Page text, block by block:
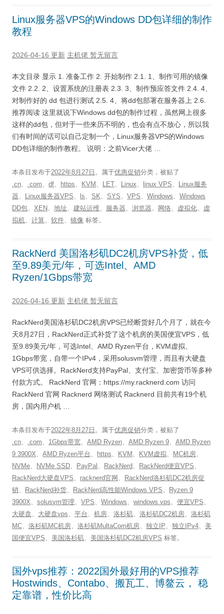
Linux服务器VPS的Windows DD包详细的制作
教程
2026-04-16 更新 主机佬 暂无留言
本文目录 显示 1. 准备工作 2. 开始制作 2.1. 1、制作可用的镜像
文件 2.2. 2、设置系统的注册表 2.3. 3、制作预应答文件 2.4. 4、
对制作好的 dd 包进行测试 2.5. 4、将dd包部署在服务器上 2.6.
推荐阅读 这里就说下Windows dd包的制作过程，虽然网上很多
这样的dd包，但对于一些来历不明的，也会有点不放心，所以我
们有时间的话可以自己定制一个，Linux服务器VPS的Windows
DD包详细的制作教程。 说明：之前Vicer大佬 …
本条目发布于2022年8月27日 。属于优惠促销分类，被贴了
.cn、 .com、 df、 https、 KVM 、 LET、 Linux、 linux VPS、
Linux服务
器、 Linux服务器VPS、 ls、 SK、 SYS、 VPS、 Windows、 Windows
DD包、 XEN、 地址、 建站运维、 服务器、 浏览器、 网络、 虚拟化、 虚
拟机、 计算、 软件、 镜像 标签。
RackNerd 美国洛杉矶DC2机房VPS补货，低
至9.89美元/年，可选Intel、AMD
Ryzen/1Gbps带宽
2026-04-16 更新 主机佬 暂无留言
RackNerd美国洛杉矶DC2机房VPS已经断货好几个月了，就在今
天8月27日，RackNerd正式补货了这个机房的美国便宜VPS，低
至9.89美元/年，可选Intel、AMD Ryzen平台，KVM虚拟、
1Gbps带宽，自带一个IPv4，采用solusvm管理，而且有大硬盘
VPS可供选择。RackNerd支持PayPal、支付宝、加密货币等多种
付款方式。 RackNerd 官网：https://my.racknerd.com 访问
RackNerd 官网 Racknerd 网络测试 Racknerd 目前共有19个机
房，国内用户机 …
本条目发布于2022年8月27日 。属于优惠促销分类，被贴了
.cn、 .com、 1Gbps带宽、 AMD Ryzen、 AMD Ryzen 9、 AMD Ryzen
9 3900X、 AMD Ryzen平台、 https、 KVM 、 KVM虚拟、 MC机房、
NVMe、 NVMe SSD、 PayPal 、 RackNerd、 RackNerd便宜VPS、
RackNerd大硬盘VPS、 racknerd官网 、
RackNerd洛杉矶DC2机房促
销、 RackNerd补货、 RackNerd高性能Windows VPS、
Ryzen 9
3900X、 solusvm管理、 VPS、 Windows、 windows vps、 便宜VPS、
大硬盘、 大硬盘vps、 平台、 机房、 洛杉矶、 洛杉矶DC2机房、 洛杉矶
MC、 洛杉矶MC机房、 洛杉矶MultaCom机房、 独立IP、 独立IPv4、 美
国便宜VPS、 美国洛杉矶、 美国洛杉矶DC2机房VPS 标签。
国外vps推荐：2022国外最好用的VPS推荐
Hostwinds、Contabo、搬瓦工、博鳌云， 稳
定靠谱，性价比高